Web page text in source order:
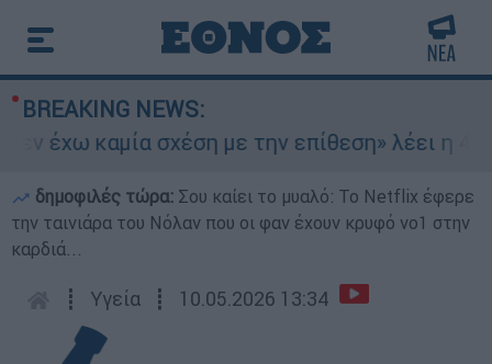
BREAKING NEWS:
καμία σχέση με την επίθεση» λέει η
δημοφιλές τώρα: Σου καίει το μυαλό: Το Netflix έφερε
την ταινιάρα του Νόλαν που οι φαν έχουν κρυφό νο1 στην
καρδιά...
┋ Υγεία ┋ 10.05.2026 13:34